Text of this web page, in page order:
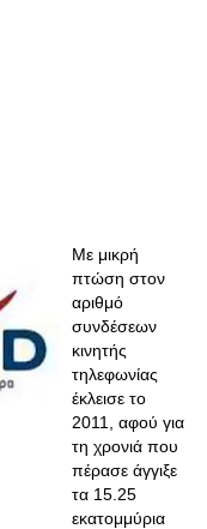
Με μικρή
πτώση στον
αριθμό
συνδέσεων
κινητής
τηλεφωνίας
έκλεισε το
2011, αφού για
τη χρονιά που
πέρασε άγγιξε
τα 15.25
εκατομμύρια